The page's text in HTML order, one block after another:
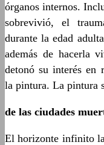
órganos internos.
sobrevivió, el
durante la edad
además de hacerla
detonó su interés en
la pintura. La pintura
de las ciudades
El horizonte infinito